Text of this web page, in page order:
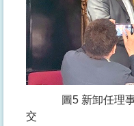
圖5 新卸任理事長
交 圖6